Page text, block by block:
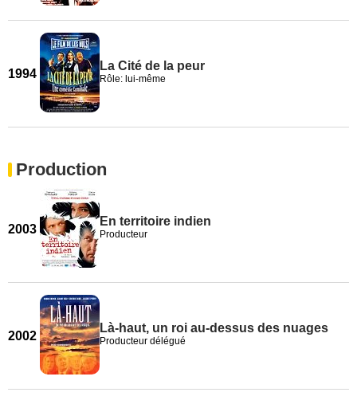
1994
La Cité de la peur
Rôle: lui-même
Production
2003
En territoire indien
Producteur
2002
Là-haut, un roi au-dessus des nuages
Producteur délégué